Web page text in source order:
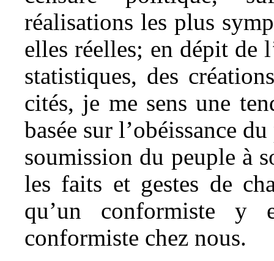
réalisations les plus
elles réelles; en dépit de
statistiques, des
cités, je me sens une
basée sur l’obéissance
soumission du peuple à
les faits et gestes de
qu’un conformiste y
conformiste chez nous.